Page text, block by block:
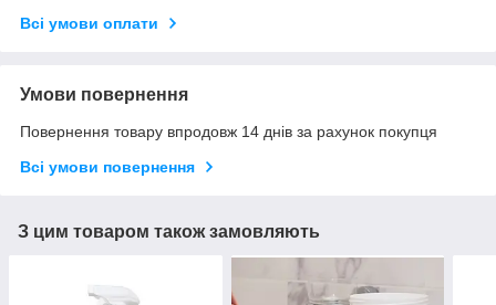
Всі умови оплати
Умови повернення
Повернення товару впродовж 14 днів за рахунок покупця
Всі умови повернення
З цим товаром також замовляють